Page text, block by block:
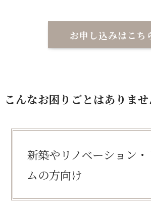
お申し込みはこち
こんなお困りごとはありま
新築やリノベーション
ムの方向け